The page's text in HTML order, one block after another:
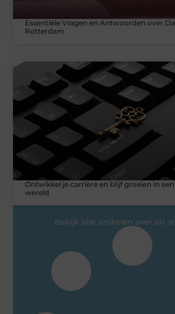
Essentiële Vragen en Antwoorden over
Rotterdam
Ontwikkel je carrière en blijf groeien in
wereld
Bekijk alle artikelen over dit